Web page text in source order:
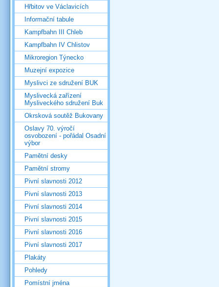
Hřbitov ve Václavicích
Informační tabule
Kampfbahn III Chleb
Kampfbahn IV Chlistov
Mikroregion Týnecko
Muzejní expozice
Myslivci ze sdružení BUK
Myslivecká zařízení
Mysliveckého sdružení Buk
Okrsková soutěž Bukovany
Oslavy 70. výročí
osvobození - pořádal Osadní
výbor
Pamětní desky
Pamětní stromy
Pivní slavnosti 2012
Pivní slavnosti 2013
Pivní slavnosti 2014
Pivní slavnosti 2015
Pivní slavnosti 2016
Pivní slavnosti 2017
Plakáty
Pohledy
Pomístní jména